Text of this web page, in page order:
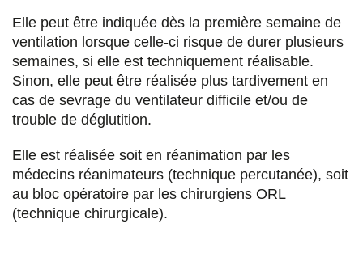
Elle peut être indiquée dès la première semaine de
ventilation lorsque celle-ci risque de durer plusieurs
semaines, si elle est techniquement réalisable.
Sinon, elle peut être réalisée plus tardivement en
cas de sevrage du ventilateur difficile et/ou de
trouble de déglutition.
Elle est réalisée soit en réanimation par les
médecins réanimateurs (technique percutanée), soit
au bloc opératoire par les chirurgiens ORL
(technique chirurgicale).